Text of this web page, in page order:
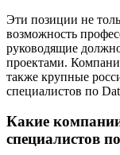
Эти позиции не
возможность
руководящие
проектами.
также крупные
специалистов по
Какие
специалистов